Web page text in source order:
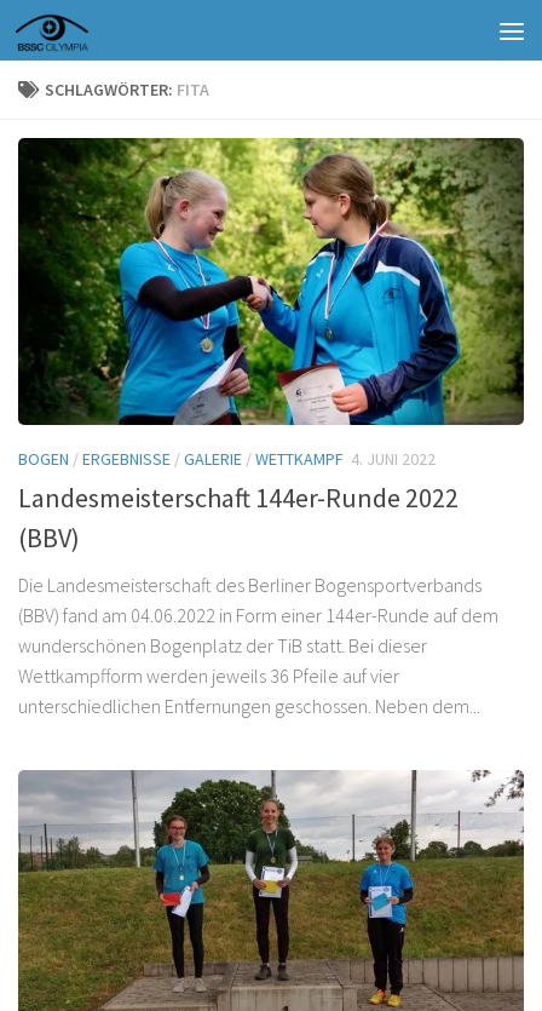
Zum Inhalt springen
SCHLAGWÖRTER: FITA
BOGEN /ERGEBNISSE /GALERIE /WETTKAMPF 4. JUNI 2022
Landesmeisterschaft 144er-Runde 2022
(BBV)
Die Landesmeisterschaft des Berliner Bogensportverbands
(BBV) fand am 04.06.2022 in Form einer 144er-Runde auf dem
wunderschönen Bogenplatz der TiB statt. Bei dieser
Wettkampfform werden jeweils 36 Pfeile auf vier
unterschiedlichen Entfernungen geschossen. Neben dem...